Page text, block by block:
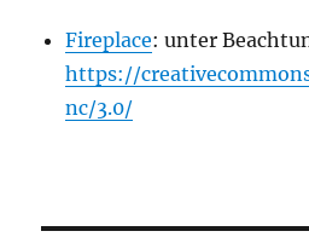
Fireplace: unter
https://
nc/3.0/